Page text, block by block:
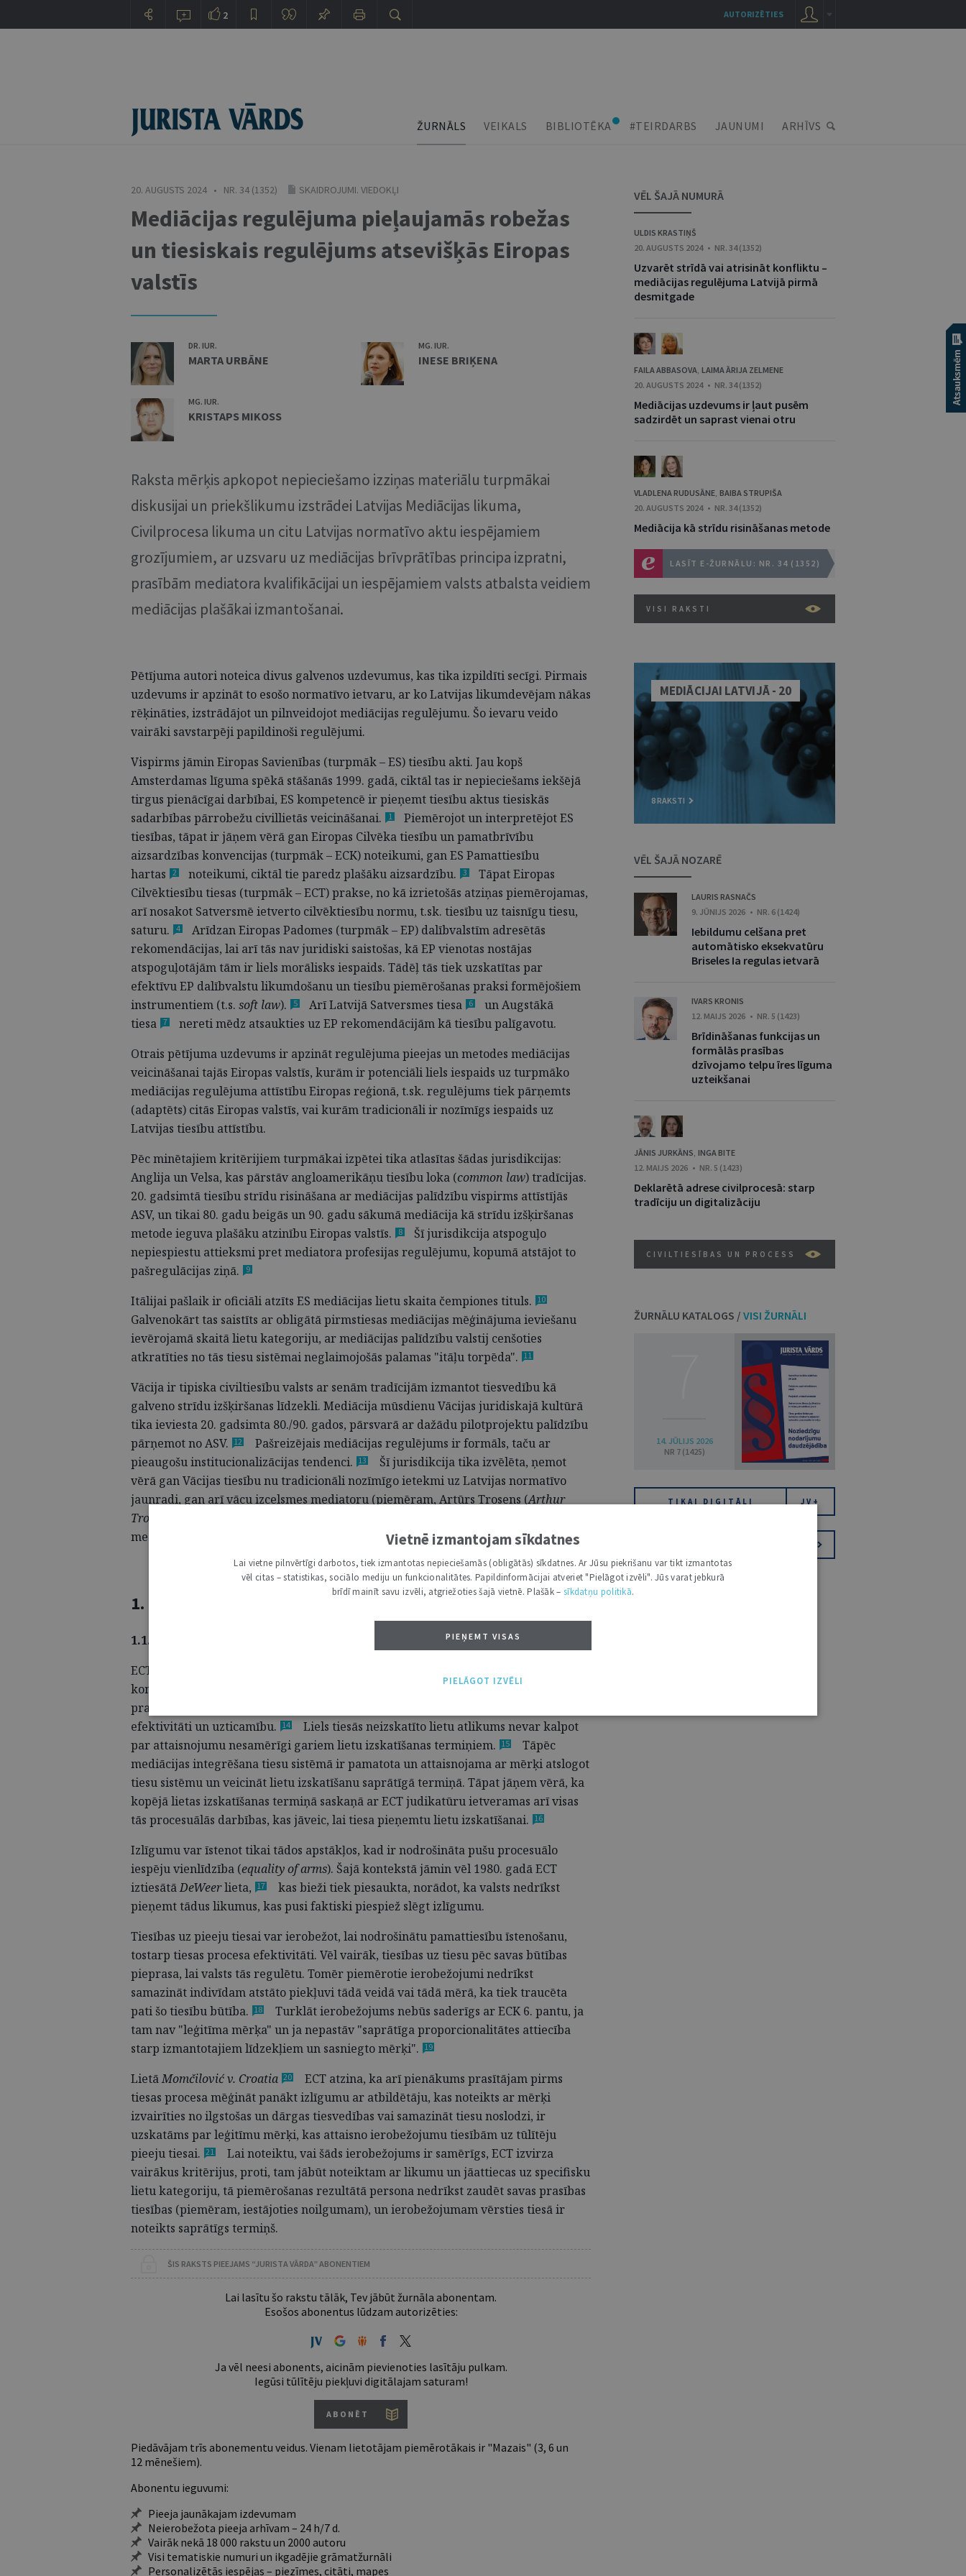
ŽURNĀLS VEIKALS BIBLIOTĒKA #TEIRDARBS JAUNUMI ARHĪVS
20. AUGUSTS 2024 • NR. 34 (1352) SKAIDROJUMI. VIEDOKĻI
Mediācijas regulējuma pieļaujamās robežas
un tiesiskais regulējums atsevišķās Eiropas
valstīs
DR. IUR.
MARTA URBĀNE
MG. IUR.
INESE BRIĶENA
MG. IUR.
KRISTAPS MIKOSS
Raksta mērķis apkopot nepieciešamo izziņas materiālu turpmākai
diskusijai un priekšlikumu izstrādei Latvijas Mediācijas likuma,
Civilprocesa likuma un citu Latvijas normatīvo aktu iespējamiem
grozījumiem, ar uzsvaru uz mediācijas brīvprātības principa izpratni,
prasībām mediatora kvalifikācijai un iespējamiem valsts atbalsta veidiem
mediācijas plašākai izmantošanai.
Pētījuma autori noteica divus galvenos uzdevumus, kas tika izpildīti secīgi. Pirmais
uzdevums ir apzināt to esošo normatīvo ietvaru, ar ko Latvijas likumdevējam nākas
rēķināties, izstrādājot un pilnveidojot mediācijas regulējumu. Šo ievaru veido
vairāki savstarpēji papildinoši regulējumi.
Vispirms jāmin Eiropas Savienības (turpmāk – ES) tiesību akti. Jau kopš
Amsterdamas līguma spēkā stāšanās 1999. gadā, ciktāl tas ir nepieciešams iekšējā
tirgus pienācīgai darbībai, ES kompetencē ir pieņemt tiesību aktus tiesiskās
sadarbības pārrobežu civillietās veicināšanai. 1
Piemērojot un interpretējot ES
tiesības, tāpat ir jāņem vērā gan Eiropas Cilvēka tiesību un pamatbrīvību
aizsardzības konvencijas (turpmāk – ECK) noteikumi, gan ES Pamattiesību
hartas
2 noteikumi, ciktāl tie paredz plašāku aizsardzību. 3
Tāpat Eiropas
Cilvēktiesību tiesas (turpmāk – ECT) prakse, no kā izrietošās atziņas piemērojamas,
arī nosakot Satversmē ietverto cilvēktiesību normu, t.sk. tiesību uz taisnīgu tiesu,
saturu.
4
Arīdzan Eiropas Padomes (turpmāk – EP) dalībvalstīm adresētās
rekomendācijas, lai arī tās nav juridiski saistošas, kā EP vienotas nostājas
atspoguļotājām tām ir liels morālisks iespaids. Tādēļ tās tiek uzskatītas par
efektīvu EP dalībvalstu likumdošanu un tiesību piemērošanas praksi formējošiem
instrumentiem (t.s. soft law). 5 Arī Latvijā Satversmes tiesa 6
un Augstākā
tiesa 7
nereti mēdz atsaukties uz EP rekomendācijām kā tiesību palīgavotu.
Otrais pētījuma uzdevums ir apzināt regulējuma pie­ejas un metodes mediācijas
veicināšanai tajās Eiropas valstīs, kurām ir potenciāli liels iespaids uz turpmāko
mediācijas regulējuma attīstību Eiropas reģionā, t.sk. regulējums tiek pārņemts
(adaptēts) citās Eiropas valstīs, vai kurām tradicionāli ir nozīmīgs iespaids uz
Latvijas tiesību attīstību.
Pēc minētajiem kritērijiem turpmākai izpētei tika atlasītas šādas jurisdikcijas:
Anglija un Velsa, kas pārstāv angloamerikāņu tiesību loka (common law) tradīcijas.
20. gadsimtā tiesību strīdu risināšana ar mediācijas palīdzību vispirms attīstījās
ASV, un tikai 80. gadu beigās un 90. gadu sākumā mediācija kā strīdu izšķiršanas
metode ieguva plašāku atzinību Eiropas valstīs. 8
Šī jurisdikcija atspoguļo
nepiespiestu attieksmi pret mediatora profesijas regulējumu, kopumā atstājot to
pašregulācijas ziņā. 9
Itālijai pašlaik ir oficiāli atzīts ES mediācijas lietu skaita čempiones tituls. 10
Galvenokārt tas saistīts ar obligātā pirmstiesas mediācijas mēģinājuma ieviešanu
ievērojamā skaitā lietu kategoriju, ar mediācijas palīdzību valstij cenšoties
atkratīties no tās tiesu sistēmai neglaimojošās palamas "itāļu torpēda". 11
Vācija ir tipiska civiltiesību valsts ar senām tradīcijām izmantot tiesvedību kā
galveno strīdu izšķiršanas līdzekli. Mediācija mūsdienu Vācijas juridiskajā kultūrā
tika ieviesta 20. gadsimta 80./90. gados, pārsvarā ar dažādu pilotprojektu palīdzību
pārņemot noASV. 12
Pašreizējais mediācijas regulējums ir formāls, taču ar
pieaugošu institucionalizācijas tendenci. 13
Šī jurisdikcija tika izvēlēta, ņemot
vērā gan Vācijas tiesību nu tradicionāli nozīmīgo ietekmi uz Latvijas normatīvo
jaunradi, gan arī vācu izcelsmes mediatoru (piemēram, Artūrs Trosens (Arthur
Trossen
mediācijas tradīciju formēšanos.
1. Likumdevēja rīcības brīvības ietvars
1.1. ECK, ECT judikatūra un EP rekomendācijas
ECT vairākkārt ir uzsvērusi, ka ECK 6. panta 1. punkts uzliek par pienākumu
konvencijas dalībvalstīm sakārtot savas tiesību sistēmas tā, lai tiesas varētu izpildīt
prasību, nodrošinot taisnīgumu bez kavēšanās un neapdraudot tiesību aizsardzības
efektivitāti unuzticamību. 14
Liels tiesās neizskatīto lietu atlikums nevar kalpot
par attaisnojumu nesamērīgi gariem lietu izskatīšanas termiņiem. 15
Tāpēc
mediācijas integrēšana tiesu sistēmā ir pamatota un attaisnojama ar mērķi atslogot
tiesu sistēmu un veicināt lietu izskatīšanu saprātīgā termiņā. Tāpat jāņem vērā, ka
kopējā lietas izskatīšanas termiņā saskaņā ar ECT judikatūru ietveramas arī visas
tās procesuālās darbības, kas jāveic, lai tiesa pieņemtu lietuizskatīšanai. 16
Izlīgumu var īstenot tikai tādos apstākļos, kad ir nodrošināta pušu procesuālo
iespēju vienlīdzība (equality of arms). Šajā kontekstā jāmin vēl 1980. gadā ECT
iztiesātāDeWeerlieta, 17
kas bieži tiek piesaukta, norādot, ka valsts nedrīkst
pieņemt tādus likumus, kas pusi faktiski piespiež slēgt izlīgumu.
Tiesības uz pieeju tiesai var ierobežot, lai nodrošinātu pamattiesību īstenošanu,
tostarp tiesas procesa efektivitāti. Vēl vairāk, tiesības uz tiesu pēc savas būtības
pieprasa, lai valsts tās regulētu. Tomēr piemērotie ierobežojumi nedrīkst
samazināt indivīdam atstāto piekļuvi tādā veidā vai tādā mērā, ka tiek traucēta
pati šo tiesībubūtība. 18
Turklāt ierobežojums nebūs saderīgs ar ECK 6. pantu, ja
tam nav "leģitīma mērķa" un ja nepastāv "saprātīga proporcionalitātes attiecība
starp izmantotajiem līdzekļiem un sasniegto mērķi". 19
LietāMomčilović v. Croatia 20
ECT atzina, ka arī pienākums prasītājam pirms
tiesas procesa mēģināt panākt izlīgumu ar atbildētāju, kas noteikts ar mērķi
izvairīties no ilgstošas un dārgas tiesvedības vai samazināt tiesu noslodzi, ir
uzskatāms par leģitīmu mērķi, kas attaisno ierobežojumu tiesībām uz tūlītēju
pieeju tiesai. 21
Lai noteiktu, vai šāds ierobežojums ir samērīgs, ECT izvirza
vairākus kritērijus, proti, tam jābūt noteiktam ar likumu un jāattiecas uz specifisku
lietu kategoriju, tā piemērošanas rezultātā persona nedrīkst zaudēt savas prasības
tiesības (piemēram, iestājoties noilgumam), un ierobežojumam vērsties tiesā ir
noteikts saprātīgs termiņš.
ŠIS RAKSTS PIEEJAMS “JURISTA VĀRDA” ABONENTIEM
Lai lasītu šo rakstu tālāk, Tev jābūt žurnāla abonentam.
Esošos abonentus lūdzam autorizēties:
Ja vēl neesi abonents, aicinām pievienoties lasītāju pulkam.
Iegūsi tūlītēju piekļuvi digitālajam saturam!
ABONĒT
Piedāvājam trīs abonementu veidus. Vienam lietotājam piemērotākais ir "Mazais" (3, 6 un
12 mēnešiem).
Abonentu ieguvumi:
Pieeja jaunākajam izdevumam
Neierobežota pieeja arhīvam – 24 h/7 d.
Vairāk nekā 18 000 rakstu un 2000 autoru
Visi tematiskie numuri un ikgadējie grāmatžurnāli
Personalizētās iespējas – piezīmes, citāti, mapes
VĒL ŠAJĀ NUMURĀ
ULDIS KRASTIŅŠ
20. AUGUSTS 2024 • NR. 34 (1352)
Uzvarēt strīdā vai atrisināt konfliktu –
mediācijas regulējuma Latvijā pirmā
desmitgade
FAILA ABBASOVA, LAIMA ĀRIJA ZELMENE
20. AUGUSTS 2024 • NR. 34 (1352)
Mediācijas uzdevums ir ļaut pusēm
sadzirdēt un saprast vienai otru
VLADLENA RUDUSĀNE, BAIBA STRUPIŠA
20. AUGUSTS 2024 • NR. 34 (1352)
Mediācija kā strīdu risināšanas metode
LASĪT E-ŽURNĀLU: NR. 34 (1352)
VISI RAKSTI
MEDIĀCIJAI LATVIJĀ - 20
8 RAKSTI
VĒL ŠAJĀ NOZARĒ
LAURIS RASNAČS
9. JŪNIJS 2026 • NR. 6 (1424)
Iebildumu celšana pret
automātisko eksekvatūru
Briseles Ia regulas ietvarā
IVARS KRONIS
12. MAIJS 2026 • NR. 5 (1423)
Brīdināšanas funkcijas un
formālās prasības
dzīvojamo telpu īres līguma
uzteikšanai
JĀNIS JURKĀNS, INGA BITE
12. MAIJS 2026 • NR. 5 (1423)
Deklarētā adrese civilprocesā: starp
tradīciju un digitalizāciju
CIVILTIESĪBAS UN PROCESS
ŽURNĀLU KATALOGS / VISI ŽURNĀLI
14. JŪLIJS 2026
NR 7 (1425)
TIKAI DIGITĀLI JV+
2 AUTORIZĒTIES
Vietnē izmantojam sīkdatnes
Lai vietne pilnvērtīgi darbotos, tiek izmantotas nepieciešamās (obligātās) sīkdatnes. Ar Jūsu piekrišanu var tikt izmantotas
vēl citas – statistikas, sociālo mediju un funkcionalitātes. Papildinformācijai atveriet "Pielāgot izvēli". Jūs varat jebkurā
brīdī mainīt savu izvēli, atgriežoties šajā vietnē. Plašāk – sīkdatņu politikā.
PIEŅEMT VISAS
PIELĀGOT IZVĒLI